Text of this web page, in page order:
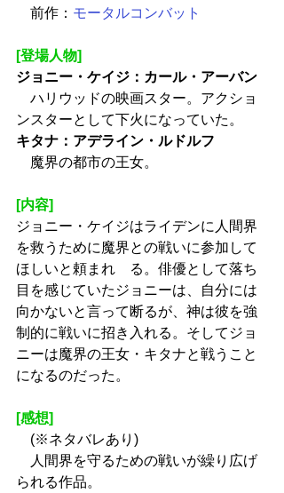
前作： モータルコンバット
[登場人物]
ジョニー・ケイジ：カール・アーバン
ハリウッドの映画スター。アクショ
ンスターとして下火になっていた。
キタナ：アデライン・ルドルフ
魔界の都市の王女。
[内容]
ジョニー・ケイジはライデンに人間界
を救うために魔界との戦いに参加して
ほしいと頼まれ　る。俳優として落ち
目を感じていたジョニーは、自分には
向かないと言って断るが、神は彼を強
制的に戦いに招き入れる。そしてジョ
ニーは魔界の王女・キタナと戦うこと
になるのだった。
[感想]
(※ネタバレあり)
人間界を守るための戦いが繰り広げ
られる作品。